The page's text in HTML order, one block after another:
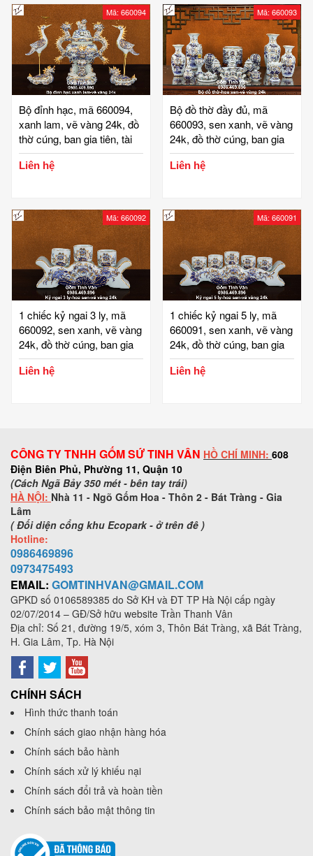
Mã: 660094
Bộ đỉnh hạc, mã 660094,
xanh lam, vẽ vàng 24k, đồ
thờ cúng, ban gia tiên, tài
địa, phật, ông táo, gốm bát
tràng, tinh vân
Liên hệ
Mã: 660093
Bộ đồ thờ đầy đủ, mã
660093, sen xanh, vẽ vàng
24k, đồ thờ cúng, ban gia
tiên, tài địa, phật, ông táo,
gốm bát tràng, tinh vân
Liên hệ
Mã: 660092
1 chiếc kỷ ngai 3 ly, mã
660092, sen xanh, vẽ vàng
24k, đồ thờ cúng, ban gia
tiên, tài địa, phật, ông táo,
gốm bát tràng, tinh vân
Liên hệ
Mã: 660091
1 chiếc kỷ ngai 5 ly, mã
660091, sen xanh, vẽ vàng
24k, đồ thờ cúng, ban gia
tiên, tài địa, phật, ông táo,
gốm bát tràng, tinh vân
Liên hệ
CÔNG TY TNHH GỐM SỨ TINH VÂN HỒ CHÍ MINH: 608
Điện Biên Phủ, Phường 11, Quận 10
(Cách Ngã Bảy 350 mét - bên tay trái)
HÀ NỘI: Nhà 11 - Ngõ Gốm Hoa - Thôn 2 - Bát Tràng - Gia
Lâm
( Đối diện cổng khu Ecopark - ở trên đê )
Hotline:
0986469896
0973475493
EMAIL: GOMTINHVAN@GMAIL.COM
GPKD số 0106589385 do Sở KH và ĐT TP Hà Nội cấp ngày
02/07/2014 – GĐ/Sở hữu website Trần Thanh Vân
Địa chỉ: Số 21, đường 19/5, xóm 3, Thôn Bát Tràng, xã Bát Tràng,
H. Gia Lâm, Tp. Hà Nội
CHÍNH SÁCH
Hình thức thanh toán
Chính sách giao nhận hàng hóa
Chính sách bảo hành
Chính sách xử lý khiếu nại
Chính sách đổi trả và hoàn tiền
Chính sách bảo mật thông tin